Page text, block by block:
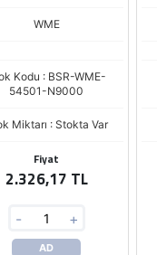
WME
Kodu : BSR-WME-
54501-N9000
Miktarı : Stokta Var
Fiyat
2.326,17 TL
- +
AD